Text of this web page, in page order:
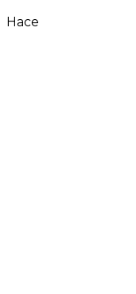
Hace